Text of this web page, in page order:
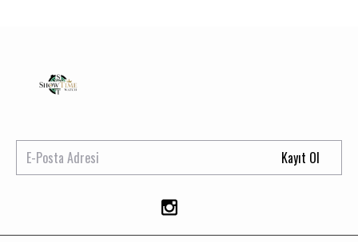
Kayıt Ol